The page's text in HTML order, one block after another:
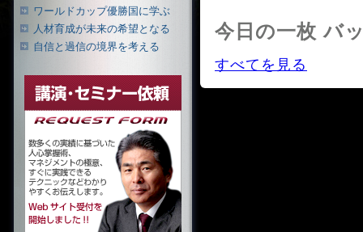
今日の一枚 バ
すべてを見る
ワールドカップ優勝国に学ぶ
人材育成が未来の希望となる
自信と過信の境界を考える